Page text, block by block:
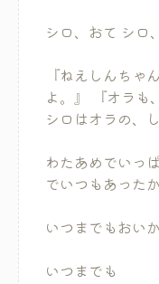
シロ、おて シロ
『ねえしんちゃ
よ。』 『オラも
シロはオラの、
わたあめでいっ
でいつもあった
いつまでもおい
いつまでも